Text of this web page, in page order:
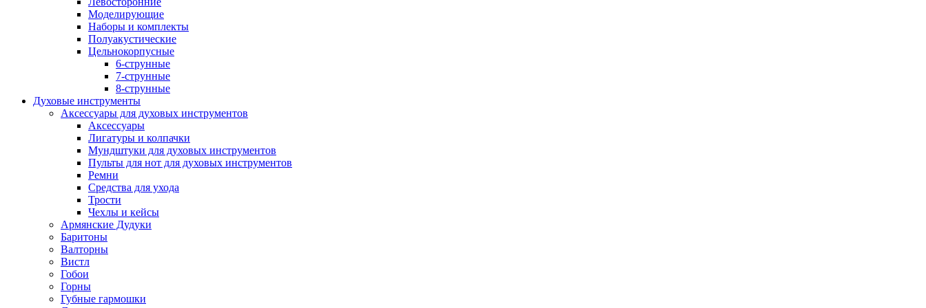
Моделирующие
Наборы и комплекты
Полуакустические
Цельнокорпусные
6-струнные
7-струнные
8-струнные
Духовые инструменты
Аксессуары для духовых инструментов
Аксессуары
Лигатуры и колпачки
Мундштуки для духовых инструментов
Пульты для нот для духовых инструментов
Ремни
Средства для ухода
Трости
Чехлы и кейсы
Армянские Дудуки
Баритоны
Валторны
Вистл
Гобои
Горны
Губные гармошки